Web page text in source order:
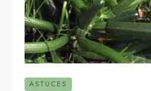
ASTUCES